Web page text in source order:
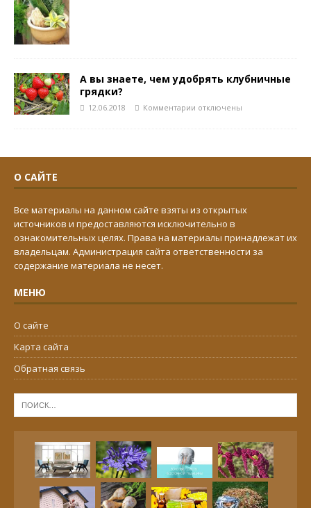
А вы знаете, чем удобрять клубничные
грядки?
12.06.2018 Комментарии отключены
О САЙТЕ
Все материалы на данном сайте взяты из открытых
источников и предоставляются исключительно в
ознакомительных целях. Права на материалы принадлежат их
владельцам. Администрация сайта ответственности за
содержание материала не несет.
МЕНЮ
О сайте
Карта сайта
Обратная связь